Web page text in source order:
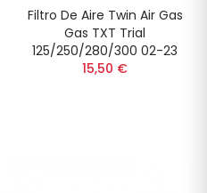
Filtro De Aire Twin Air Gas
Gas TXT Trial
125/250/280/300 02-23
15,50 €